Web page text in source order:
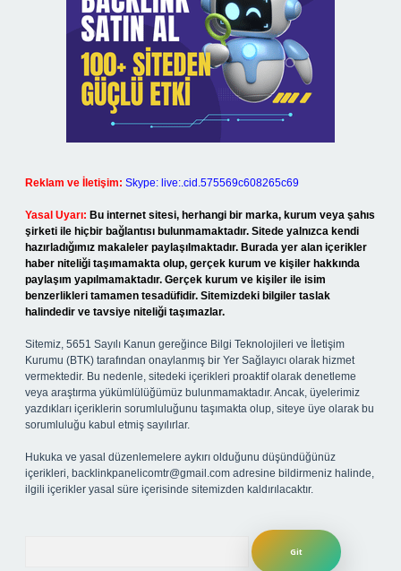
Reklam ve İletişim: Skype: live:.cid.575569c608265c69
Yasal Uyarı: Bu internet sitesi, herhangi bir marka, kurum veya şahıs
şirketi ile hiçbir bağlantısı bulunmamaktadır. Sitede yalnızca kendi
hazırladığımız makaleler paylaşılmaktadır. Burada yer alan içerikler
haber niteliği taşımamakta olup, gerçek kurum ve kişiler hakkında
paylaşım yapılmamaktadır. Gerçek kurum ve kişiler ile isim
benzerlikleri tamamen tesadüfidir. Sitemizdeki bilgiler taslak
halindedir ve tavsiye niteliği taşımazlar.
Sitemiz, 5651 Sayılı Kanun gereğince Bilgi Teknolojileri ve İletişim
Kurumu (BTK) tarafından onaylanmış bir Yer Sağlayıcı olarak hizmet
vermektedir. Bu nedenle, sitedeki içerikleri proaktif olarak denetleme
veya araştırma yükümlülüğümüz bulunmamaktadır. Ancak, üyelerimiz
yazdıkları içeriklerin sorumluluğunu taşımakta olup, siteye üye olarak bu
sorumluluğu kabul etmiş sayılırlar.
Hukuka ve yasal düzenlemelere aykırı olduğunu düşündüğünüz
içerikleri, backlinkpanelicomtr@gmail.com adresine bildirmeniz halinde,
ilgili içerikler yasal süre içerisinde sitemizden kaldırılacaktır.